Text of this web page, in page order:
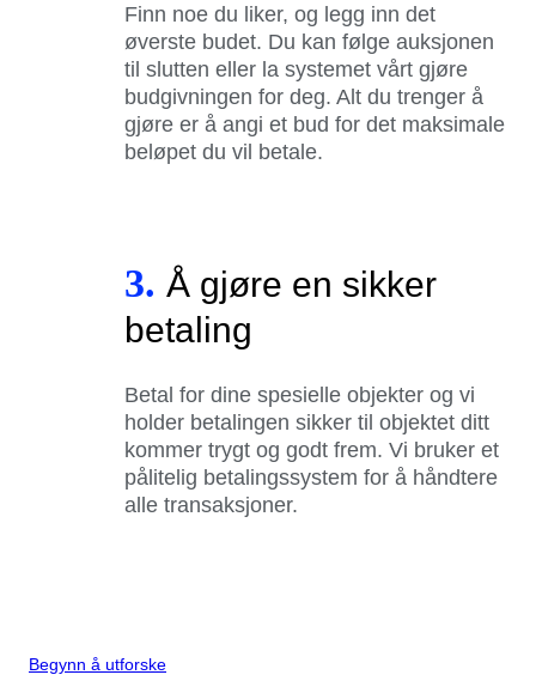
Finn noe du liker, og legg inn det
øverste budet. Du kan følge auksjonen
til slutten eller la systemet vårt gjøre
budgivningen for deg. Alt du trenger å
gjøre er å angi et bud for det maksimale
beløpet du vil betale.
3. Å gjøre en sikker
betaling
Betal for dine spesielle objekter og vi
holder betalingen sikker til objektet ditt
kommer trygt og godt frem. Vi bruker et
pålitelig betalingssystem for å håndtere
alle transaksjoner.
Begynn å utforske